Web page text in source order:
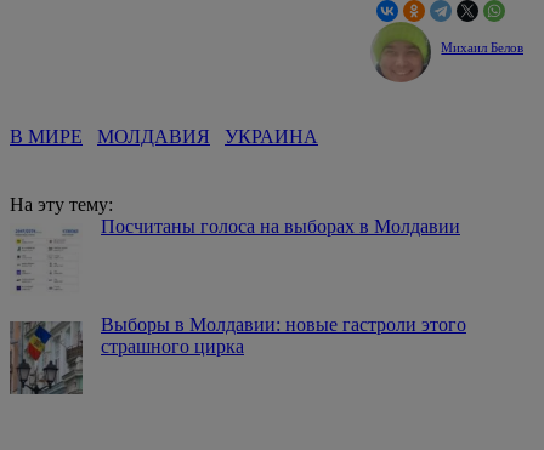
Михаил Белов
В МИРЕ МОЛДАВИЯ УКРАИНА
На эту тему:
Посчитаны голоса на выборах в Молдавии
Выборы в Молдавии: новые гастроли этого
страшного цирка